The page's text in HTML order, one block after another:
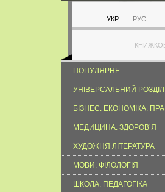
УКР РУС
ПОПУЛЯРНЕ
УНІВЕРСАЛЬНИЙ РОЗДІЛ
БІЗНЕС. ЕКОНОМІКА.
МЕДИЦИНА. ЗДОРОВ’Я
ХУДОЖНЯ ЛІТЕРАТУРА
МОВИ. ФІЛОЛОГІЯ
ШКОЛА. ПЕДАГОГІКА